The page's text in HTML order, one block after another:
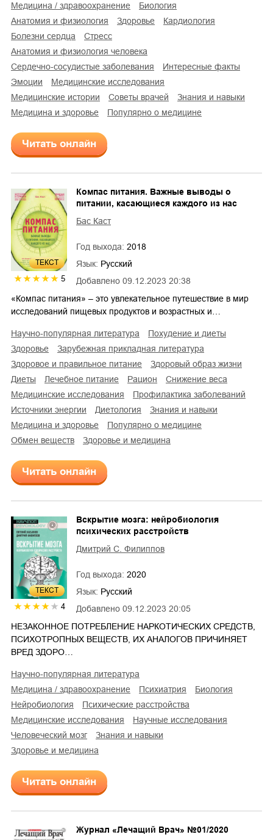
медицина / здравоохранение
биология
анатомия и физиология
здоровье
кардиология
болезни сердца
стресс
анатомия и физиология человека
сердечно-сосудистые заболевания
интересные факты
эмоции
медицинские исследования
медицинские истории
советы врачей
знания и навыки
медицина и здоровье
популярно о медицине
Читать онлайн
ТЕКСТ
5 Добавлено 09.12.2023 20:38
Компас питания. Важные выводы о
питании, касающиеся каждого из нас
Бас Каст
Год выхода: 2018
Язык: Русский
«Компас питания» – это увлекательное путешествие в мир
исследований пищевых продуктов и возрастных и…
научно-популярная литература
похудение и диеты
здоровье
зарубежная прикладная литература
здоровое и правильное питание
здоровый образ жизни
диеты
лечебное питание рацион
снижение веса
медицинские исследования
профилактика заболеваний
источники энергии
диетология
знания и навыки
медицина и здоровье
популярно о медицине
обмен веществ
здоровье и медицина
Читать онлайн
ТЕКСТ
4 Добавлено 09.12.2023 20:05
Вскрытие мозга: нейробиология
психических расстройств
Дмитрий С. Филиппов
Год выхода: 2020
Язык: Русский
НЕЗАКОННОЕ ПОТРЕБЛЕНИЕ НАРКОТИЧЕСКИХ СРЕДСТВ,
ПСИХОТРОПНЫХ ВЕЩЕСТВ, ИХ АНАЛОГОВ ПРИЧИНЯЕТ
ВРЕД ЗДОРО…
научно-популярная литература
медицина / здравоохранение
психиатрия
биология
нейробиология
психические расстройства
медицинские исследования
научные исследования
человеческий мозг
знания и навыки
здоровье и медицина
Читать онлайн
Журнал «Лечащий Врач» №01/2020